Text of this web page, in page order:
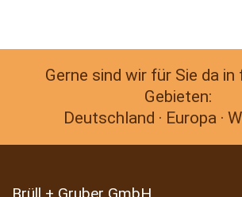
Gerne sind wir für Sie da in
Gebieten:
Deutschland · Europa ·
Brüll + Gruber GmbH